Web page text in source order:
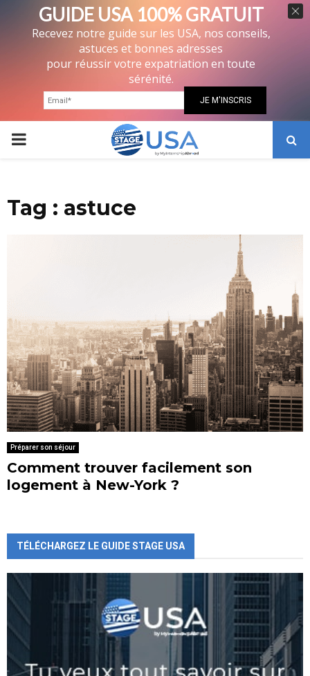
PRIMARY
Tag : astuce
Préparer son séjour
Comment trouver facilement son
logement à New-York ?
TÉLÉCHARGEZ LE GUIDE STAGE USA
GUIDE USA 100% GRATUIT
Recevez notre guide sur les USA, nos conseils,
astuces et bonnes adresses
pour réussir votre expatriation en toute
sérénité.